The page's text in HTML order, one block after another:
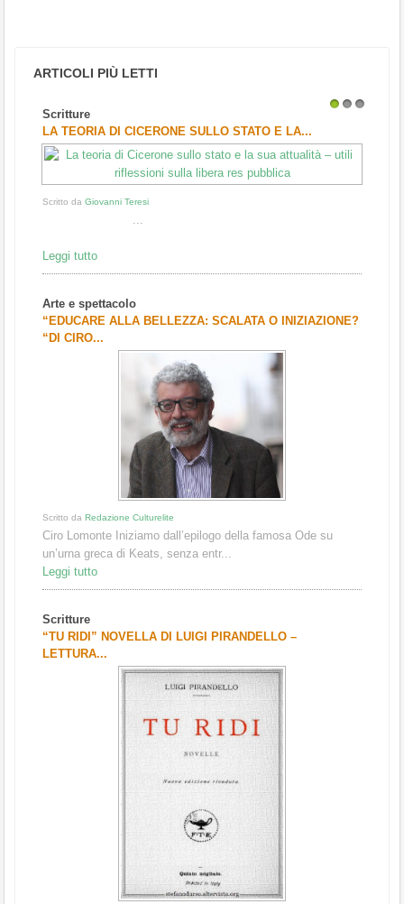
ARTICOLI PIÙ LETTI
Scritture
LA TEORIA DI CICERONE SULLO STATO E LA...
Scritto da Giovanni Teresi
...
Leggi tutto
Arte e spettacolo
“EDUCARE ALLA BELLEZZA: SCALATA O INIZIAZIONE?
“DI CIRO...
Scritto da Redazione Culturelite
Ciro Lomonte Iniziamo dall’epilogo della famosa Ode su
un’urna greca di Keats, senza entr...
Leggi tutto
Scritture
“TU RIDI” NOVELLA DI LUIGI PIRANDELLO –
LETTURA...